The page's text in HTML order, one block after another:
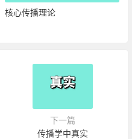
核心传播理论
下一篇
传播学中真实